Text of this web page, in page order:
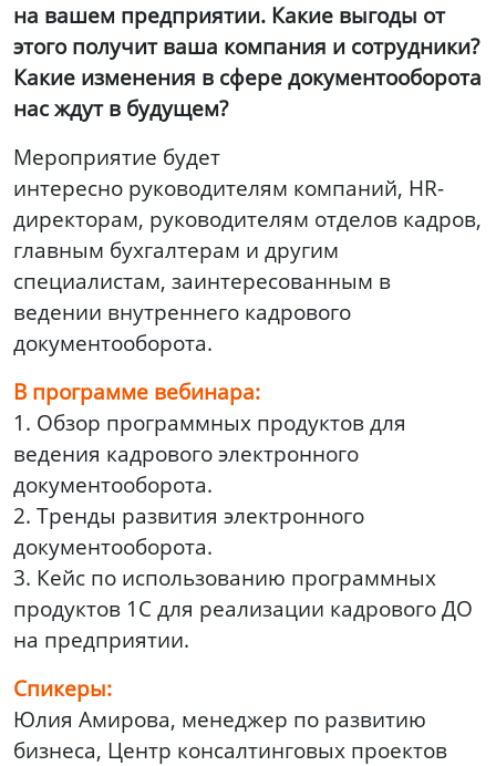
на вашем предприятии. Какие выгоды от
этого получит ваша компания и сотрудники?
Какие изменения в сфере документооборота
нас ждут в будущем?
Мероприятие будет
интересно руководителям компаний, HR-
директорам, руководителям отделов кадров,
главным бухгалтерам и другим
специалистам, заинтересованным в
ведении внутреннего кадрового
документооборота.
В программе вебинара:
1. Обзор программных продуктов для
ведения кадрового электронного
документооборота.
2. Тренды развития электронного
документооборота.
3. Кейс по использованию программных
продуктов 1С для реализации кадрового ДО
на предприятии.
Спикеры:
Юлия Амирова, менеджер по развитию
бизнеса, Центр консалтинговых проектов